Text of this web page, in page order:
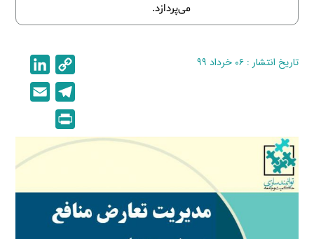
می‌پردازد.
تاریخ انتشار : ۰۶ خرداد ۹۹
o
p
y
L
i
n
e
d
e
l
e
r
a
m
r
t